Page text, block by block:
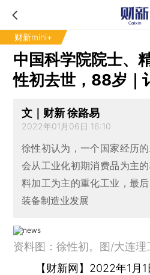
财新mini+
中国科学院院士、
性初去世，88岁｜
文｜财新 徐路易
2022年01月06日 16:10
徐性初认为，一个国家经历
会从工业化初期消费品为主
料加工为主的重化工业，最
装备制造业发展
资料图：徐性初。图/大连理
【财新网】 2022年1月